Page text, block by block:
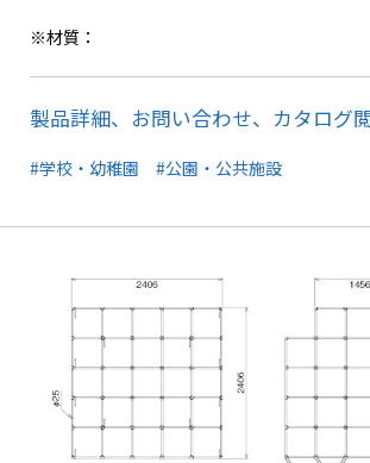
※材質：
製品詳細、お問い合わせ、カタログ
#学校・幼稚園 #公園・公共施設